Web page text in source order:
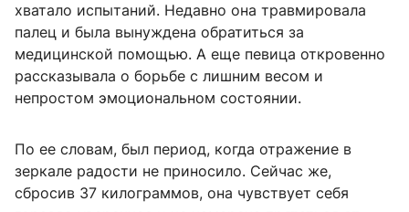
хватало испытаний. Недавно она травмировала
палец и была вынуждена обратиться за
медицинской помощью. А еще певица откровенно
рассказывала о борьбе с лишним весом и
непростом эмоциональном состоянии.
По ее словам, был период, когда отражение в
зеркале радости не приносило. Сейчас же,
сбросив 37 килограммов, она чувствует себя